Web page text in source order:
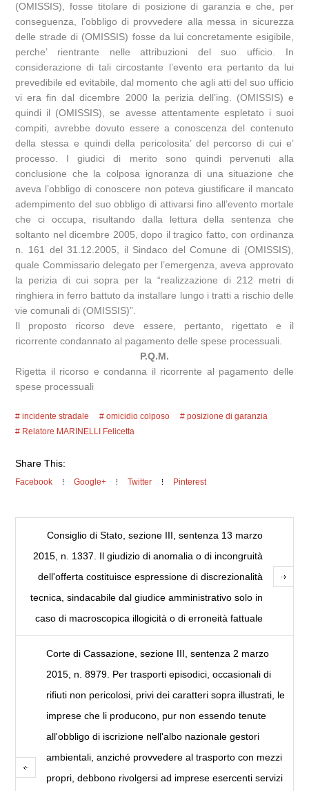
(OMISSIS), fosse titolare di posizione di garanzia e che, per
conseguenza, l’obbligo di provvedere alla messa in sicurezza
delle strade di (OMISSIS) fosse da lui concretamente esigibile,
perche’ rientrante nelle attribuzioni del suo ufficio. In
considerazione di tali circostante l’evento era pertanto da lui
prevedibile ed evitabile, dal momento che agli atti del suo ufficio
vi era fin dal dicembre 2000 la perizia dell’ing. (OMISSIS) e
quindi il (OMISSIS), se avesse attentamente espletato i suoi
compiti, avrebbe dovuto essere a conoscenza del contenuto
della stessa e quindi della pericolosita’ del percorso di cui e’
processo. I giudici di merito sono quindi pervenuti alla
conclusione che la colposa ignoranza di una situazione che
aveva l’obbligo di conoscere non poteva giustificare il mancato
adempimento del suo obbligo di attivarsi fino all’evento mortale
che ci occupa, risultando dalla lettura della sentenza che
soltanto nel dicembre 2005, dopo il tragico fatto, con ordinanza
n. 161 del 31.12.2005, il Sindaco del Comune di (OMISSIS),
quale Commissario delegato per l’emergenza, aveva approvato
la perizia di cui sopra per la “realizzazione di 212 metri di
ringhiera in ferro battuto da installare lungo i tratti a rischio delle
vie comunali di (OMISSIS)”.
Il proposto ricorso deve essere, pertanto, rigettato e il
ricorrente condannato al pagamento delle spese processuali.
P.Q.M.
Rigetta il ricorso e condanna il ricorrente al pagamento delle
spese processuali
incidente stradale omicidio colposo
posizione di garanzia
Relatore MARINELLI Felicetta
Share This:
Facebook Google+ Twitter Pinterest
Consiglio di Stato, sezione III, sentenza 13 marzo
2015, n. 1337. Il giudizio di anomalia o di incongruità
dell'offerta costituisce espressione di discrezionalità
tecnica, sindacabile dal giudice amministrativo solo in
caso di macroscopica illogicità o di erroneità fattuale
Corte di Cassazione, sezione III, sentenza 2 marzo
2015, n. 8979. Per trasporti episodici, occasionali di
rifiuti non pericolosi, privi dei caratteri sopra illustrati, le
imprese che li producono, pur non essendo tenute
all'obbligo di iscrizione nell'albo nazionale gestori
ambientali, anziché provvedere al trasporto con mezzi
propri, debbono rivolgersi ad imprese esercenti servizi